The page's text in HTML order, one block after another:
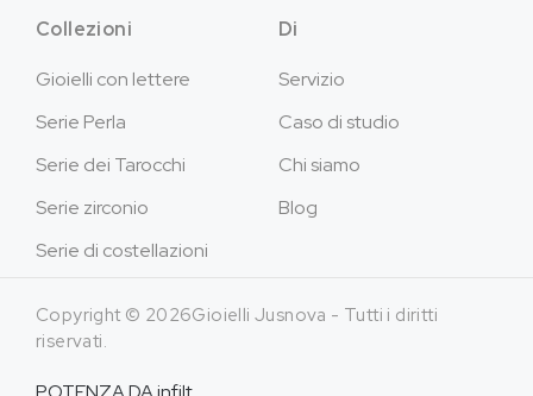
Collezioni
Gioielli con lettere
Serie Perla
Serie dei Tarocchi
Serie zirconio
Serie di costellazioni
Di
Servizio
Caso di studio
Chi siamo
Blog
Copyright © 2026Gioielli Jusnova - Tutti i diritti
riservati.